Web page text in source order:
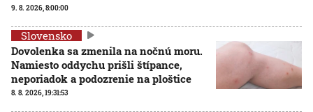
9. 8. 2026, 8:00:00
Slovensko
Dovolenka sa zmenila na nočnú moru.
Namiesto oddychu prišli štípance,
neporiadok a podozrenie na ploštice
8. 8. 2026, 19:31:53